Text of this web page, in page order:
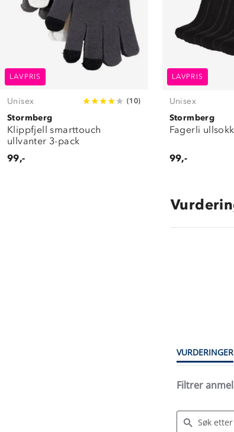
LAVPRIS
Unisex (10)
Stormberg
Klippfjell smarttouch
ullvanter 3-pack
99,-
LAVPRIS
Unisex
Stormberg
Fagerli
99,-
VURDERINGER
Filtrer